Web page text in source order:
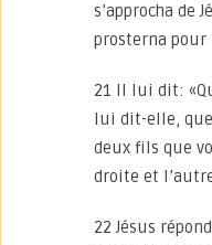
s’approcha de
prosterna
21 Il lui dit:
lui dit-elle,
deux fils que
droite et
22 Jésus